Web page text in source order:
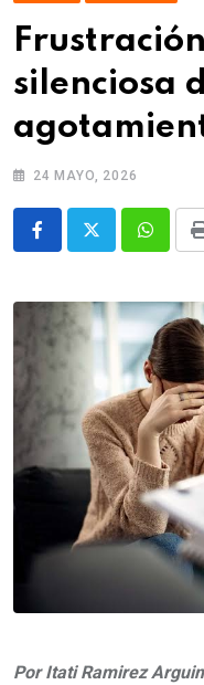
silenciosa
24 MAYO, 2026
Por Itati Ramirez